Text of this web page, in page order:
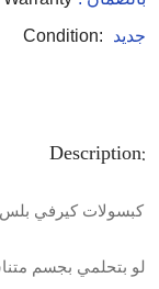
Condition:
جديد
Description:
كبسولات كيرفي بلس
لو بتحلمي بجسم